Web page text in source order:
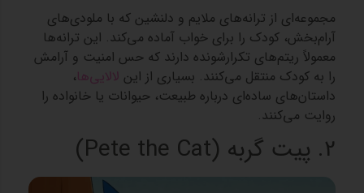
مجموعه‌ای از ترانه‌های ملایم و دلنشین که با ملودی‌های
آرام‌بخش، کودک را برای خواب آماده می‌کند. این ترانه‌ها
معمولاً ریتم‌های تکرارشونده دارند که حس امنیت و آرامش
را به کودک منتقل می‌کنند. بسیاری از این لالایی‌ها،
داستان‌های ساده‌ای درباره طبیعت، حیوانات یا خانواده را
روایت می‌کنند.
2. پیت گربه (Pete the Cat)